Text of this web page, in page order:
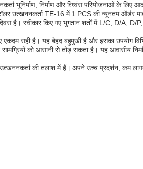
भूनिर्माण, निर्माण और विध्वंस परियोजनाओं के लिए
उत्खननकर्ता TE-16 में 1 PCS की न्यूनतम ऑर्डर
है। स्वीकार किए गए भुगतान शर्तों में L/C, D/A, D/
सही है। यह बेहद बहुमुखी है और इसका उपयोग
को आसानी से तोड़ सकता है। यह आवासीय
की तलाश में हैं। अपने उच्च प्रदर्शन, कम